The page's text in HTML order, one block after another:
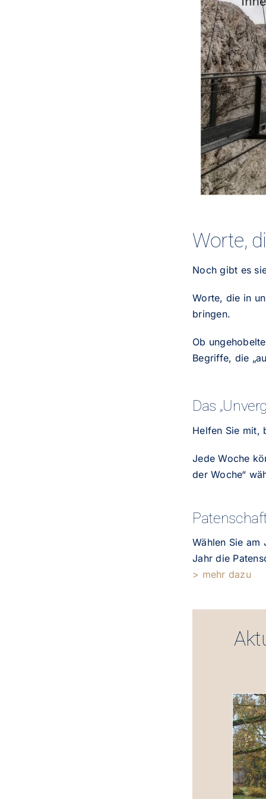
Worte,
Noch gibt es
Worte, die in
bringen.
Ob
Begriffe, die
Das
Helfen Sie mit,
Jede Woche
der Woche“
Wählen Sie am
Jahr die
> mehr dazu